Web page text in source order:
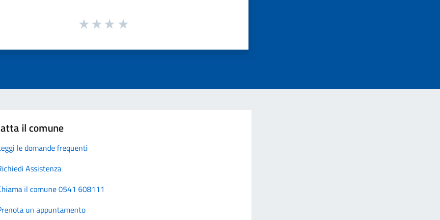
il comune
le domande frequenti
Assistenza
il comune 0541 608111
un appuntamento